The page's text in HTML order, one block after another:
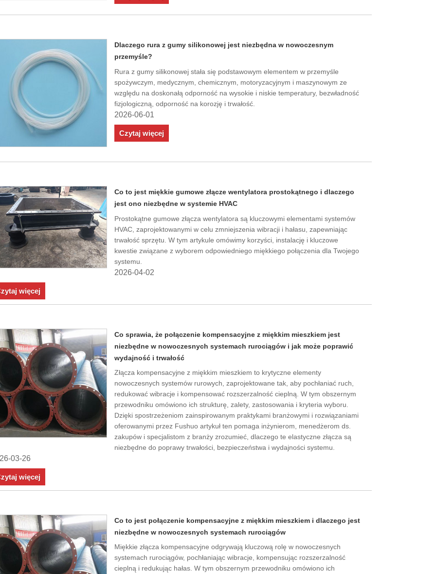
Dlaczego rura z gumy silikonowej jest niezbędna w nowoczesnym
przemyśle?
Rura z gumy silikonowej stała się podstawowym elementem w przemyśle
spożywczym, medycznym, chemicznym, motoryzacyjnym i maszynowym ze
względu na doskonałą odporność na wysokie i niskie temperatury, bezwładność
fizjologiczną, odporność na korozję i trwałość.
2026-06-01
Czytaj więcej
Co to jest miękkie gumowe złącze wentylatora prostokątnego i dlaczego
jest ono niezbędne w systemie HVAC
Prostokątne gumowe złącza wentylatora są kluczowymi elementami systemów
HVAC, zaprojektowanymi w celu zmniejszenia wibracji i hałasu, zapewniając
trwałość sprzętu. W tym artykule omówimy korzyści, instalację i kluczowe
kwestie związane z wyborem odpowiedniego miękkiego połączenia dla Twojego
systemu.
2026-04-02
więcej
Co sprawia, że ​​połączenie kompensacyjne z miękkim mieszkiem jest
niezbędne w nowoczesnych systemach rurociągów i jak może poprawić
wydajność i trwałość
Złącza kompensacyjne z miękkim mieszkiem to krytyczne elementy
nowoczesnych systemów rurowych, zaprojektowane tak, aby pochłaniać ruch,
redukować wibracje i kompensować rozszerzalność cieplną. W tym obszernym
przewodniku omówiono ich strukturę, zalety, zastosowania i kryteria wyboru.
Dzięki spostrzeżeniom zainspirowanym praktykami branżowymi i rozwiązaniami
oferowanymi przez Fushuo artykuł ten pomaga inżynierom, menedżerom ds.
zakupów i specjalistom z branży zrozumieć, dlaczego te elastyczne złącza są
niezbędne do poprawy trwałości, bezpieczeństwa i wydajności systemu.
03-26
więcej
Co to jest połączenie kompensacyjne z miękkim mieszkiem i dlaczego jest
niezbędne w nowoczesnych systemach rurociągów
Miękkie złącza kompensacyjne odgrywają kluczową rolę w nowoczesnych
systemach rurociągów, pochłaniając wibracje, kompensując rozszerzalność
cieplną i redukując hałas. W tym obszernym przewodniku omówiono ich